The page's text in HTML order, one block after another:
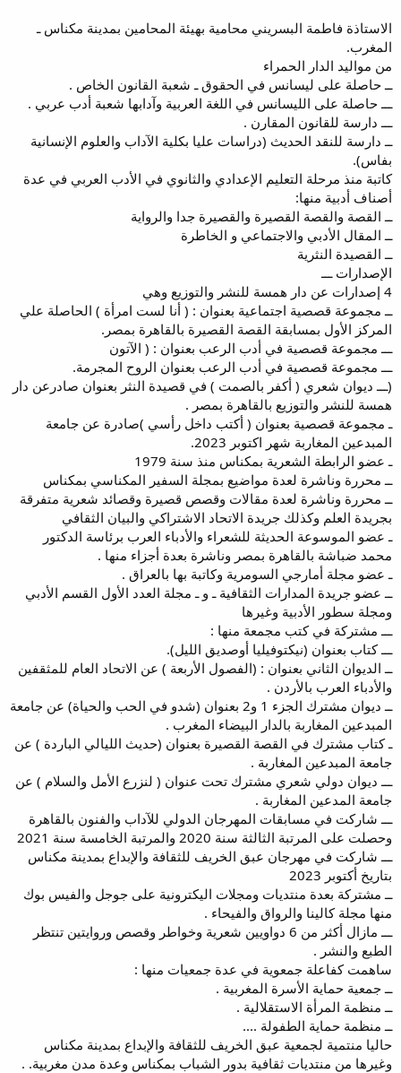
الاستاذة فاطمة البسريني محامية بهيئة المحامين بمدينة مكناس ـ
المغرب.
من مواليد الدار الحمراء
ــ حاصلة على ليسانس في الحقوق ـ شعبة القانون الخاص .
ـــ حاصلة على الليسانس في اللغة العربية وآدابها شعبة أدب عربي .
ـــ دارسة للقانون المقارن .
ــ دارسة للنقد الحديث (دراسات عليا بكلية الآداب والعلوم الإنسانية
بفاس).
كاتبة منذ مرحلة التعليم الإعدادي والثانوي في الأدب العربي في عدة
أصناف أدبية منها:
ــ القصة والقصة القصيرة والقصيرة جدا والرواية
ــ المقال الأدبي والاجتماعي و الخاطرة
ــ القصيدة النثرية
الإصدارات ـــ
4 إصدارات عن دار همسة للنشر والتوزيع وهي
ــ مجموعة قصصية اجتماعية بعنوان : ( أنا لست امرأة ) الحاصلة علي
المركز الأول بمسابقة القصة القصيرة بالقاهرة بمصر.
ـــ مجموعة قصصية في أدب الرعب بعنوان : ( الآتون
ـــ مجموعة قصصية في أدب الرعب بعنوان الروح المجرمة.
(ـــ ديوان شعري ( أكفر بالصمت ) في قصيدة النثر بعنوان صادرعن دار
همسة للنشر والتوزيع بالقاهرة بمصر .
ـ مجموعة قصصية بعنوان ( أكتب داخل رأسي )صادرة عن جامعة
المبدعين المغاربة شهر اكتوبر 2023.
ـ عضو الرابطة الشعرية بمكناس منذ سنة 1979
ــ محررة وناشرة لعدة مواضيع بمجلة السفير المكناسي بمكناس
ــ محررة وناشرة لعدة مقالات وقصص قصيرة وقصائد شعرية متفرقة
بجريدة العلم وكذلك جريدة الاتحاد الاشتراكي والبيان الثقافي
ـ عضو الموسوعة الحديثة للشعراء والأدباء العرب برئاسة الدكتور
محمد ضباشة بالقاهرة بمصر وناشرة بعدة أجزاء منها .
ـ عضو مجلة أمارجي السومرية وكاتبة بها بالعراق .
ــ عضو جريدة المدارات الثقافية ـ و ـ مجلة العدد الأول القسم الأدبي
ومجلة سطور الأدبية وغيرها
ـــ مشتركة في كتب مجمعة منها :
ـــ كتاب بعنوان (نيكتوفيليا أوصديق الليل).
ــ الديوان الثاني بعنوان : (الفصول الأربعة ) عن الاتحاد العام للمثقفين
والأدباء العرب بالأردن .
ــ ديوان مشترك الجزء 1 و2 بعنوان (شدو في الحب والحياة) عن جامعة
المبدعين المغاربة بالدار البيضاء المغرب .
ـ كتاب مشترك في القصة القصيرة بعنوان (حديث الليالي الباردة ) عن
جامعة المبدعين المغاربة .
ـــ ديوان دولي شعري مشترك تحت عنوان ( لنزرع الأمل والسلام ) عن
جامعة المدعين المغاربة .
ـــ شاركت في مسابقات المهرجان الدولي للآداب والفنون بالقاهرة
وحصلت على المرتبة الثالثة سنة 2020 والمرتبة الخامسة سنة 2021
ـــ شاركت في مهرجان عبق الخريف للثقافة والإبداع بمدينة مكناس
بتاريخ أكتوبر 2023
ــ مشتركة بعدة منتديات ومجلات اليكترونية على جوجل والفيس بوك
منها مجلة كالينا والرواق والفيحاء .
ـــ مازال أكثر من 6 دواويين شعرية وخواطر وقصص وروايتين تنتظر
الطبع والنشر .
ساهمت كفاعلة جمعوية في عدة جمعيات منها :
ــ جمعية حماية الأسرة المغربية .
ــ منظمة المرأة الاستقلالية .
ــ منظمة حماية الطفولة ....
حاليا منتمية لجمعية عبق الخريف للثقافة والإبداع بمدينة مكناس
وغيرها من منتديات ثقافية بدور الشباب بمكناس وعدة مدن مغربية. .